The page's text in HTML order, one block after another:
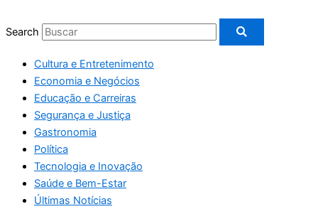
Search
Cultura e Entretenimento
Economia e Negócios
Educação e Carreiras
Segurança e Justiça
Gastronomia
Política
Tecnologia e Inovação
Saúde e Bem-Estar
Últimas Notícias